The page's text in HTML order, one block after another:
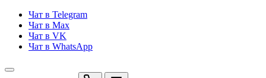
Чат в Telegram
Чат в Max
Чат в VK
Чат в WhatsApp